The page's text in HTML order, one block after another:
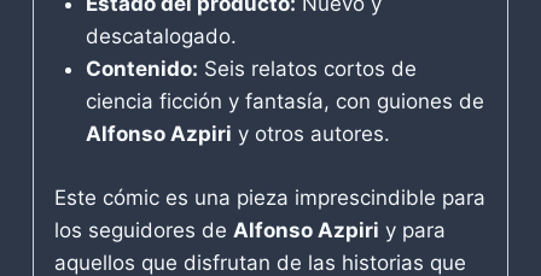
descatalogado.
Contenido: Seis relatos cortos de
ciencia ficción y fantasía, con guiones de
Alfonso Azpiri y otros autores.
Este cómic es una pieza imprescindible para
los seguidores de Alfonso Azpiri y para
aquellos que disfrutan de las historias que